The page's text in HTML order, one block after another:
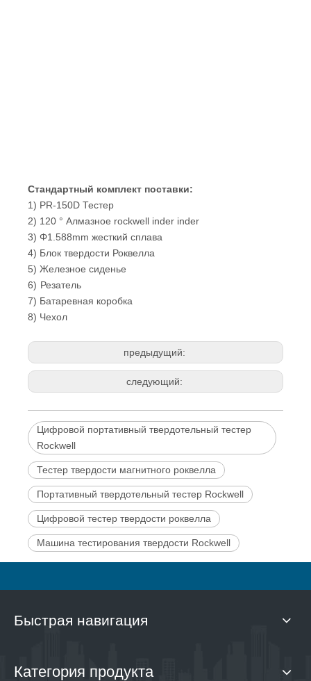
Стандартный комплект поставки:
1) PR-150D Тестер
2) 120 ° Алмазное rockwell inder inder
3) Φ1.588mm жесткий сплава
4) Блок твердости Роквелла
5) Железное сиденье
6) Резатель
7) Батаревная коробка
8) Чехол
предыдущий:
следующий:
Цифровой портативный твердотельный тестер
Rockwell
Тестер твердости магнитного роквелла
Портативный твердотельный тестер Rockwell
Цифровой тестер твердости роквелла
Машина тестирования твердости Rockwell
Быстрая навигация
Категория продукта